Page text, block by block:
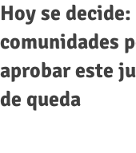
Hoy se
comunidades
aprobar este
de queda